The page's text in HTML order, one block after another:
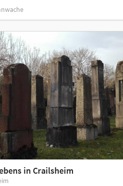
in Crailsheim